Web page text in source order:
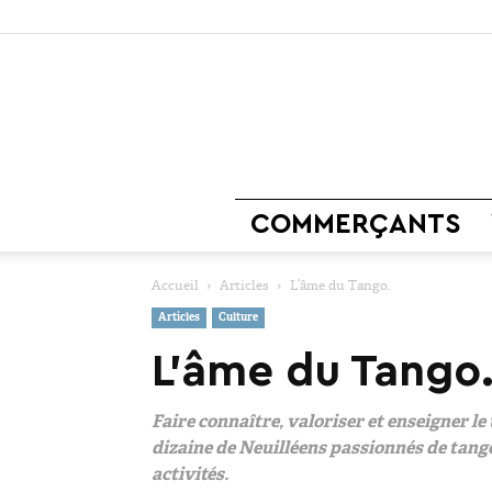
COMMERÇANTS
Accueil Articles L’âme du Tango.
Articles Culture
L’âme du Tango.
Faire connaître, valoriser et enseigner le
dizaine de Neuilléens passionnés de
activités.